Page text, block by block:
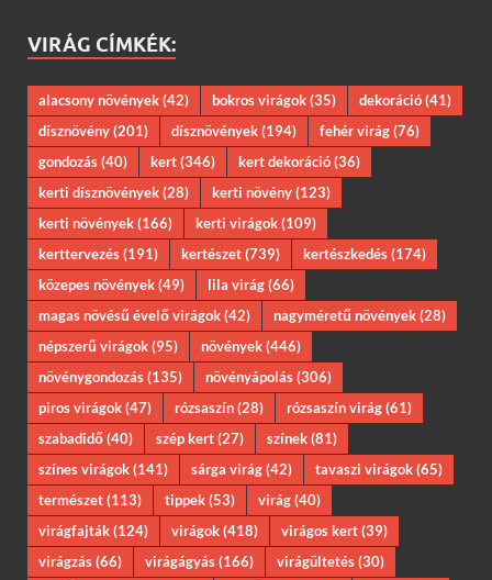
VIRÁG CÍMKÉK:
alacsony növények(42) bokros virágok(35) dekoráció(41)
dísznövény(201) dísznövények(194) fehér virág(76)
gondozás(40) kert(346) kert dekoráció(36)
kerti dísznövények(28) kerti növény(123)
kerti növények(166) kerti virágok(109)
kerttervezés(191) kertészet(739) kertészkedés(174)
közepes növények(49) lila virág(66)
magas növésű évelő virágok(42) nagyméretű növények(28)
népszerű virágok(95) növények(446)
növénygondozás(135) növényápolás(306)
piros virágok(47) rózsaszín(28) rózsaszín virág(61)
szabadidő(40) szép kert(27) színek(81)
színes virágok(141) sárga virág(42) tavaszi virágok(65)
természet(113) tippek(53) virág(40)
virágfajták(124) virágok(418) virágos kert(39)
virágzás(66) virágágyás(166) virágültetés(30)